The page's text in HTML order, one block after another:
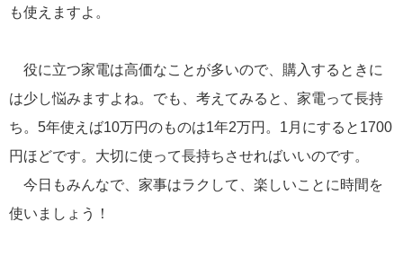
も使えますよ。
役に立つ家電は高価なことが多いので、購入するときに
は少し悩みますよね。でも、考えてみると、家電って長持
ち。5年使えば10万円のものは1年2万円。1月にすると1700
円ほどです。大切に使って長持ちさせればいいのです。
今日もみんなで、家事はラクして、楽しいことに時間を
使いましょう！